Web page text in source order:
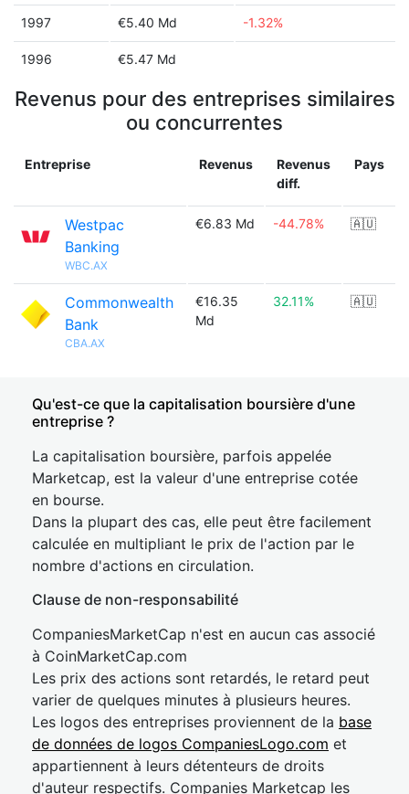
1997 €5.40 Md -1.32%
1996 €5.47 Md
Revenus pour des entreprises similaires
ou concurrentes
Entreprise Revenus
Revenus
diff.
Pays
Westpac
Banking
WBC.AX
€6.83 Md -44.78% 🇦🇺
Commonwealth
Bank
CBA.AX
€16.35
Md
32.11% 🇦🇺
Qu'est-ce que la capitalisation boursière d'une
entreprise ?
La capitalisation boursière, parfois appelée
Marketcap, est la valeur d'une entreprise cotée
en bourse.
Dans la plupart des cas, elle peut être facilement
calculée en multipliant le prix de l'action par le
nombre d'actions en circulation.
Clause de non-responsabilité
CompaniesMarketCap n'est en aucun cas associé
à CoinMarketCap.com
Les prix des actions sont retardés, le retard peut
varier de quelques minutes à plusieurs heures.
Les logos des entreprises proviennent de la base
de données de logos CompaniesLogo.com et
appartiennent à leurs détenteurs de droits
d'auteur respectifs. Companies Marketcap les